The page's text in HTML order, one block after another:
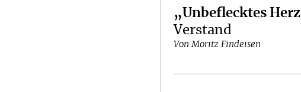
„Unbeflecktes
Verstand
Von Moritz Findeisen